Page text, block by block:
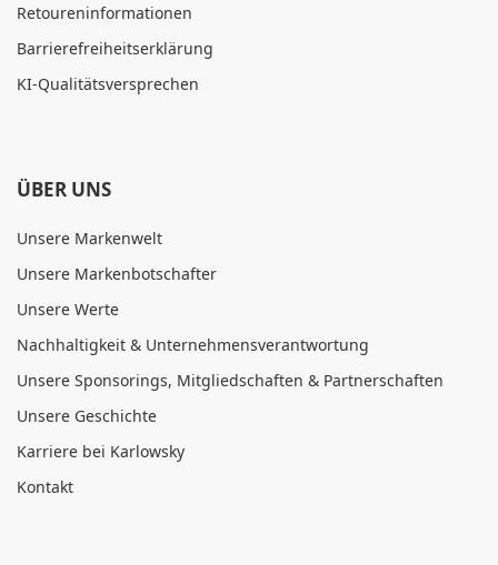
Retoureninformationen
Barrierefreiheitserklärung
KI-Qualitätsversprechen
ÜBER UNS
Unsere Markenwelt
Unsere Markenbotschafter
Unsere Werte
Nachhaltigkeit & Unternehmensverantwortung
Unsere Sponsorings, Mitgliedschaften & Partnerschaften
Unsere Geschichte
Karriere bei Karlowsky
Kontakt